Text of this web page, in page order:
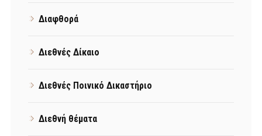
Διαφθορά
Διεθνές Δίκαιο
Διεθνές Ποινικό Δικαστήριο
Διεθνή θέματα